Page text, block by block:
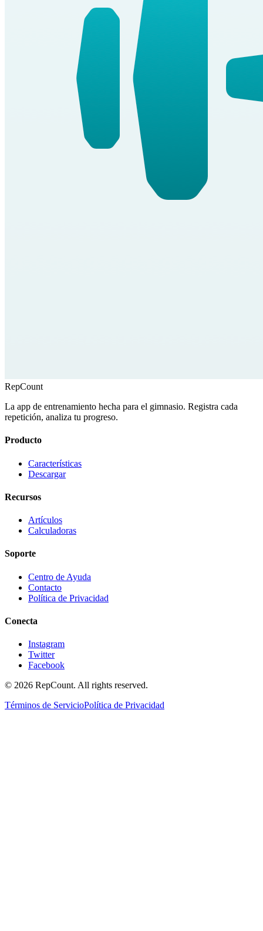
RepCount
La app de entrenamiento hecha para el gimnasio. Registra cada
repetición, analiza tu progreso.
Producto
Características
Descargar
Recursos
Artículos
Calculadoras
Soporte
Centro de Ayuda
Contacto
Política de Privacidad
Conecta
Instagram
Twitter
Facebook
© 2026 RepCount. All rights reserved.
Términos de ServicioPolítica de Privacidad